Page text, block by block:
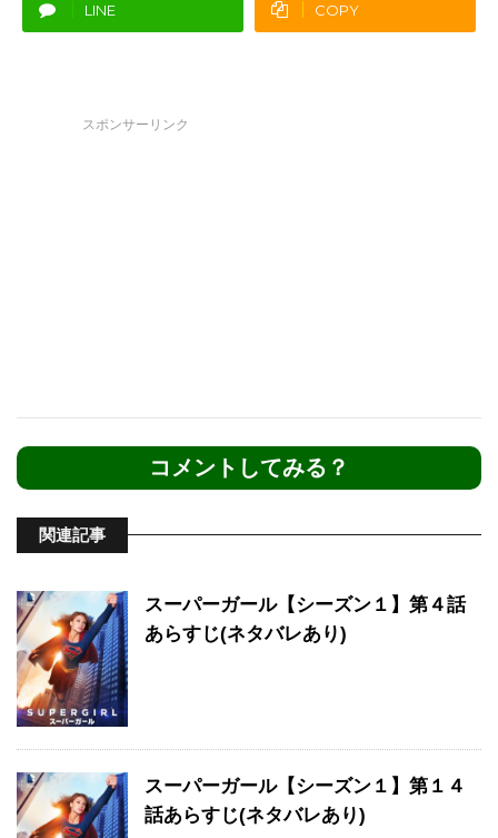
LINE COPY
スポンサーリンク
コメントしてみる？
関連記事
スーパーガール【シーズン１】第４話
あらすじ(ネタバレあり)
スーパーガール【シーズン１】第１４
話あらすじ(ネタバレあり)